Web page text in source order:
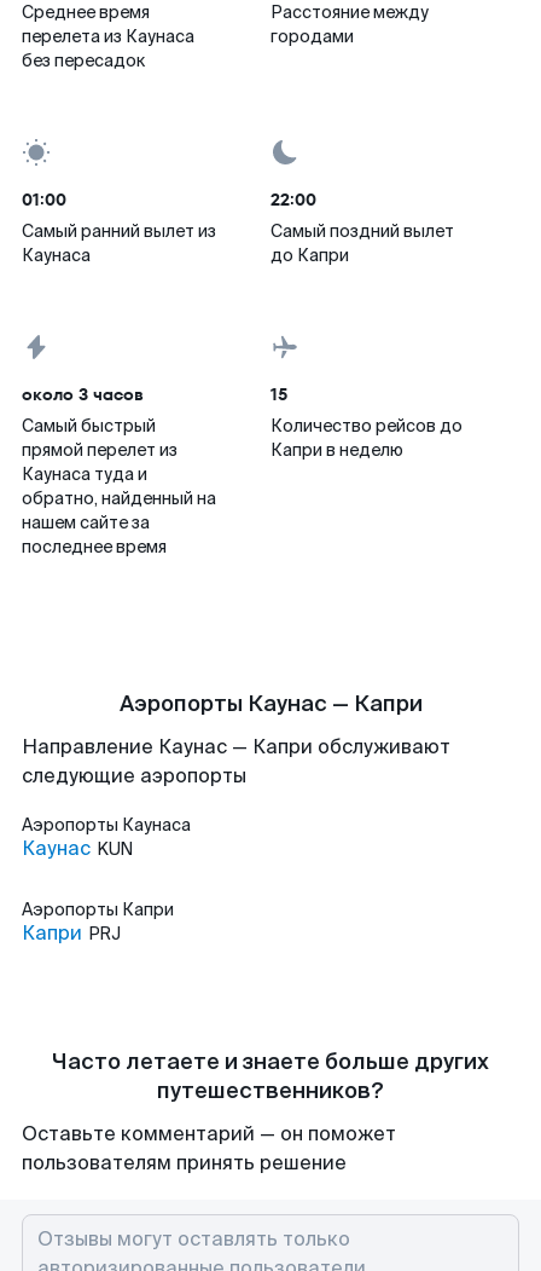
Среднее время
перелета из Каунаса
без пересадок
Расстояние между
городами
01:00
Самый ранний вылет из
Каунаса
22:00
Самый поздний вылет
до Капри
около 3 часов
Самый быстрый
прямой перелет из
Каунаса туда и
обратно, найденный на
нашем сайте за
последнее время
15
Количество рейсов до
Капри в неделю
Аэропорты Каунас — Капри
Направление Каунас — Капри обслуживают
следующие аэропорты
Аэропорты Каунаса
Каунас KUN
Аэропорты Капри
Капри PRJ
Часто летаете и знаете больше других
путешественников?
Оставьте комментарий — он поможет
пользователям принять решение